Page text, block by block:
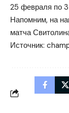
25 февраля по
Напомним, на
матча
Источник: